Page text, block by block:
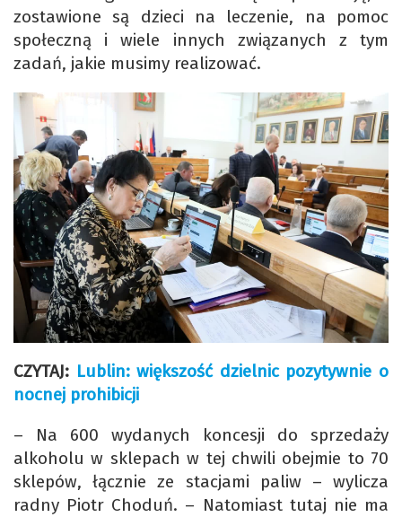
zostawione są dzieci na leczenie, na pomoc
społeczną i wiele innych związanych z tym
zadań, jakie musimy realizować.
CZYTAJ: Lublin: większość dzielnic pozytywnie o
nocnej prohibicji
– Na 600 wydanych koncesji do sprzedaży
alkoholu w sklepach w tej chwili obejmie to 70
sklepów, łącznie ze stacjami paliw – wylicza
radny Piotr Choduń. – Natomiast tutaj nie ma